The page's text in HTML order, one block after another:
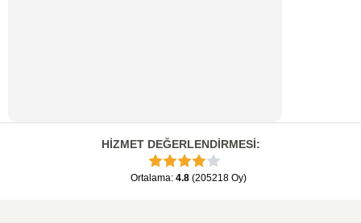
HİZMET DEĞERLENDİRMESİ:
Ortalama: 4.8 (205218 Oy)